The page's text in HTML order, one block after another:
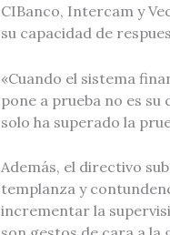
CIBanco, Intercam y
su capacidad de
«Cuando el sistema
pone a prueba no es
solo ha superado la
Además, el directivo
templanza y
incrementar la